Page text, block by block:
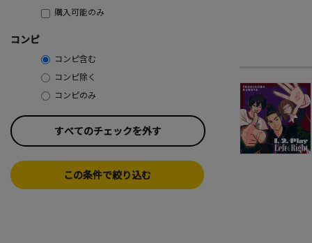
購入可能のみ
コンピ
コンピ含む
コンピ除く
コンピのみ
すべてのチェックを外す
この条件で絞り込む